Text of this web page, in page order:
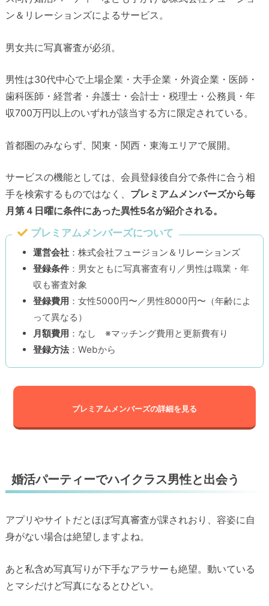
ン＆リレーションズによるサービス。
男女共に写真審査が必須。
男性は30代中心で上場企業・大手企業・外資企業・医師・
歯科医師・経営者・弁護士・会計士・税理士・公務員・年
収700万円以上のいずれが該当する方に限定されている。
首都圏のみならず、関東・関西・東海エリアで展開。
サービスの機能としては、会員登録後自分で条件に合う相
手を検索するものではなく、 プレミアムメンバーズから毎
月第４日曜に条件にあった異性5名が紹介される。
プレミアムメンバーズについて
運営会社 ：株式会社フュージョン＆リレーションズ
登録条件 ：男女ともに写真審査有り／男性は職業・年
収も審査対象
登録費用 ：女性5000円〜／男性8000円〜（年齢によ
って異なる）
月額費用 ：なし ※マッチング費用と更新費有り
登録方法：Webから
プレミアムメンバーズの詳細を見る
婚活パーティーでハイクラス男性と出会う
アプリやサイトだとほぼ写真審査が課されおり、容姿に自
身がない場合は絶望しますよね。
あと私含め写真写りが下手なアラサーも絶望。動いている
とマシだけど写真になるとひどい。